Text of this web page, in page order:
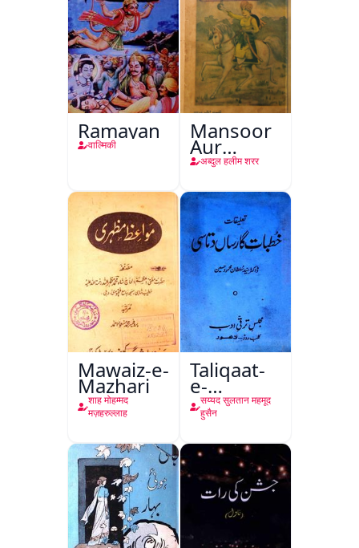
Ramayan
वाल्मिकी
Mansoor
Aur
Mohina
अब्दुल हलीम शरर
Mawaiz-e-
Mazhari
शाह मोहम्मद
मज़हरुल्लाह
Taliqaat-
e-
Khutbat-
e-Garcin
सय्यद सुलतान महमूद
हुसैन